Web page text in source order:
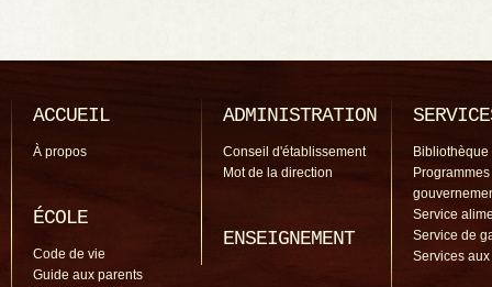
ACCUEIL
À propos
ÉCOLE
Code de vie
Guide aux parents
ADMINISTRATION
Conseil d'établissement
Mot de la direction
ENSEIGNEMENT
Bibliothèque
Programmes
Service
Service de
Services